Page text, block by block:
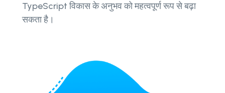
TypeScript विकास के अनुभव को महत्वपूर्ण रूप से बढ़ा
सकता है।